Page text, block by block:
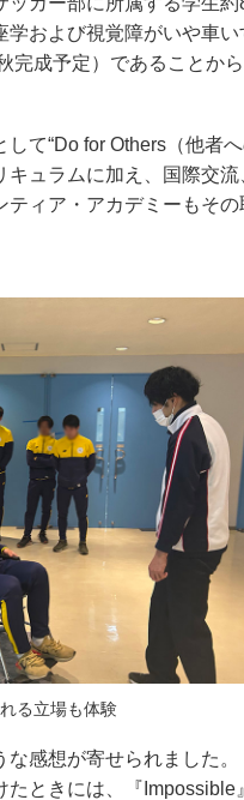
学および視覚障がいや車
完成予定）であることか
て“Do for Others（他者
キュラムに加え、国際交
ティア・アカデミーもそ
る立場も体験
感想が寄せられました。
たときには、『